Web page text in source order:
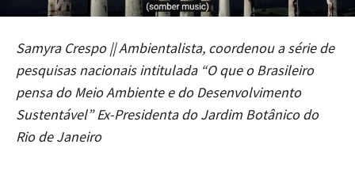
Samyra Crespo || Ambientalista, coordenou a série de
pesquisas nacionais intitulada “O que o Brasileiro
pensa do Meio Ambiente e do Desenvolvimento
Sustentável” Ex-Presidenta do Jardim Botânico do
Rio de Janeiro